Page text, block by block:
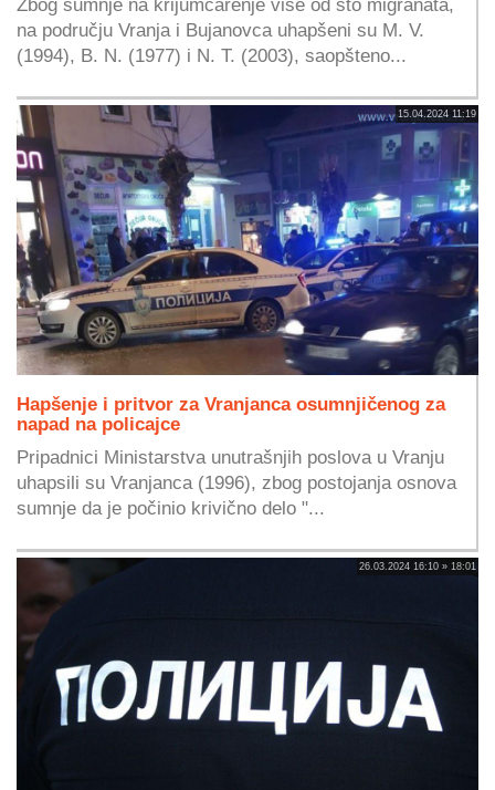
Zbog sumnje na krijumčarenje više od sto migranata,
na području Vranja i Bujanovca uhapšeni su M. V.
(1994), B. N. (1977) i N. T. (2003), saopšteno...
15.04.2024 11:19
Hapšenje i pritvor za Vranjanca osumnjičenog za
napad na policajce
Pripadnici Ministarstva unutrašnjih poslova u Vranju
uhapsili su Vranjanca (1996), zbog postojanja osnova
sumnje da je počinio krivično delo "...
26.03.2024 16:10 » 18:01